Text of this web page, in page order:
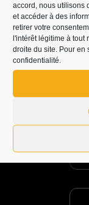
accord, nous utilisons
et accéder à des
retirer votre
l'intérêt légitime à tout
droite du site. Pour en
confidentialité.